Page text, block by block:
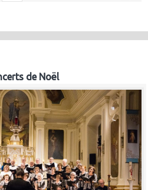
de Noël